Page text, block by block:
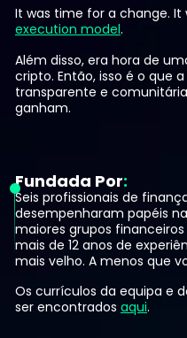
It was time for a change.
execution model.
Além disso, era hora de
cripto. Então, isso é o que
transparente e
ganham.
Fundada Por
Seis profissionais de
desempenharam papéis
maiores grupos
mais de 12 anos de
mais velho. A menos que
Os currículos da equipa e
ser encontrados aqui.